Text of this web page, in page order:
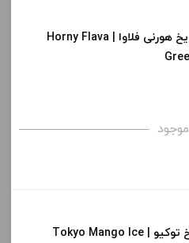
قیمت ، گزینه های محصول را
سالت سیب یخ هورنی فلاوا | Horny Flava
سالت انبه یخ توکیو | Tokyo Mango Ice